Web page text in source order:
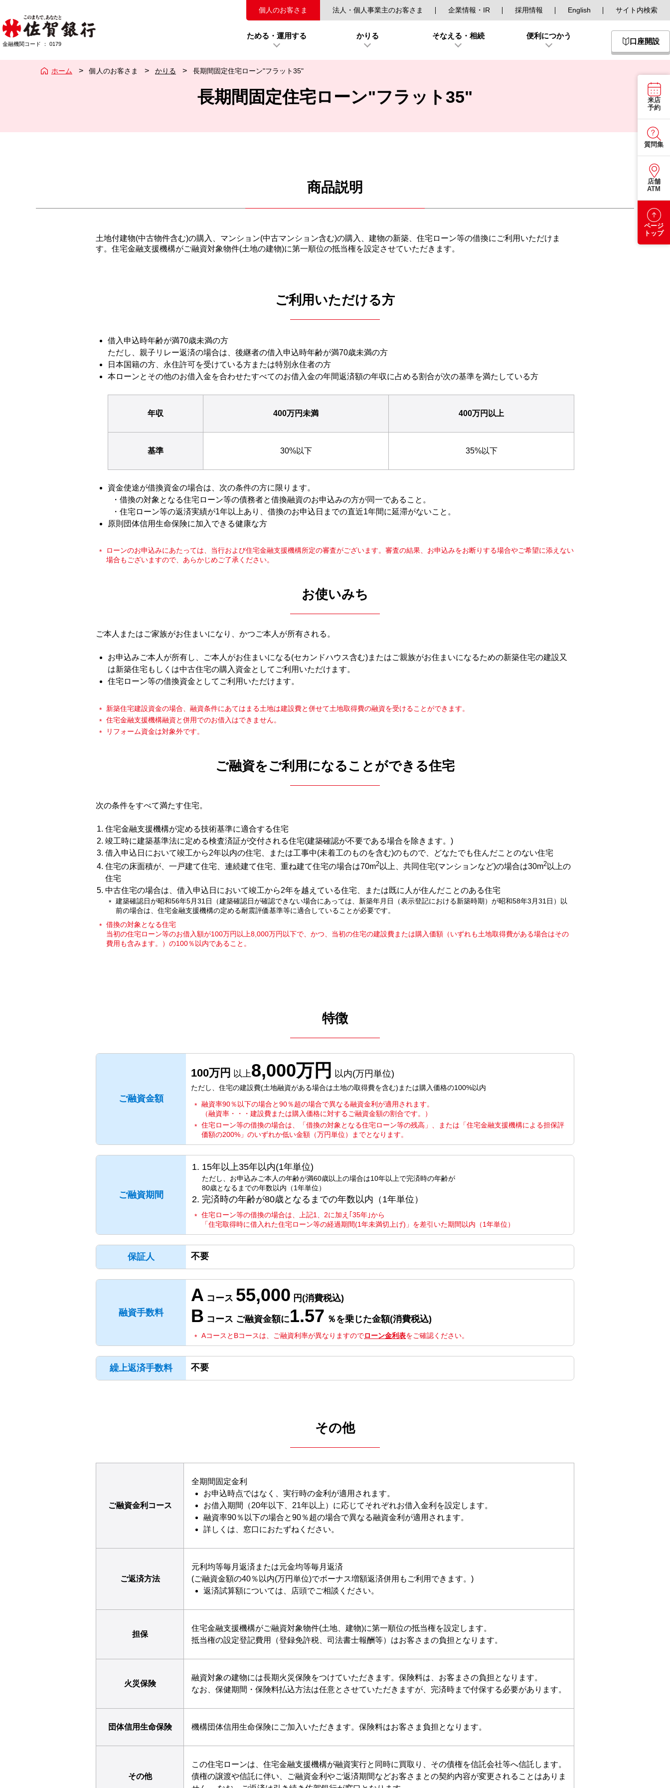
金融機関コード ： 0179
個人のお客さま 法人・個人事業主のお客さま 企業情報・IR 採用情報 English サイト内検索
ためる・運用する かりる そなえる・相続
便利につかう
アイコン
口座開設
長期間固定住宅ローン"フラット35"
ホーム 個人のお客さま かりる 長期間固定住宅ローン"フラット35"
商品説明
土地付建物(中古物件含む)の購入、マンション(中古マンション含む)の購入、建物の新築、住宅ローン等の借換にご利用いただけま
す。住宅金融支援機構がご融資対象物件(土地の建物)に第一順位の抵当権を設定させていただきます。
ご利用いただける方
借入申込時年齢が満70歳未満の方
ただし、親子リレー返済の場合は、後継者の借入申込時年齢が満70歳未満の方
日本国籍の方、永住許可を受けている方または特別永住者の方
本ローンとその他のお借入金を合わせたすべてのお借入金の年間返済額の年収に占める割合が次の基準を満たしている方
年収 400万円未満 400万円以上
基準 30%以下 35%以下
資金使途が借換資金の場合は、次の条件の方に限ります。
借換の対象となる住宅ローン等の債務者と借換融資のお申込みの方が同一であること。
住宅ローン等の返済実績が1年以上あり、借換のお申込日までの直近1年間に延滞がないこと。
原則団体信用生命保険に加入できる健康な方
ローンのお申込みにあたっては、当行および住宅金融支援機構所定の審査がございます。審査の結果、お申込みをお断りする場合やご希望に添えない
場合もございますので、あらかじめご了承ください。
お使いみち
ご本人またはご家族がお住まいになり、かつご本人が所有される。
お申込みご本人が所有し、ご本人がお住まいになる(セカンドハウス含む)またはご親族がお住まいになるための新築住宅の建設又
は新築住宅もしくは中古住宅の購入資金としてご利用いただけます。
住宅ローン等の借換資金としてご利用いただけます。
新築住宅建設資金の場合、融資条件にあてはまる土地は建設費と併せて土地取得費の融資を受けることができます。
住宅金融支援機構融資と併用でのお借入はできません。
リフォーム資金は対象外です。
ご融資をご利用になることができる住宅
次の条件をすべて満たす住宅。
住宅金融支援機構が定める技術基準に適合する住宅
竣工時に建築基準法に定める検査済証が交付される住宅(建築確認が不要である場合を除きます。)
借入申込日において竣工から2年以内の住宅、または工事中(未着工のものを含む)のもので、どなたでも住んだことのない住宅
住宅の床面積が、一戸建て住宅、連続建て住宅、重ね建て住宅の場合は70m2以上、共同住宅(マンションなど)の場合は30m2以上の
住宅
中古住宅の場合は、借入申込日において竣工から2年を越えている住宅、または既に人が住んだことのある住宅
建築確認日が昭和56年5月31日（建築確認日が確認できない場合にあっては、新築年月日（表示登記における新築時期）が昭和58年3月31日）以
前の場合は、住宅金融支援機構の定める耐震評価基準等に適合していることが必要です。
借換の対象となる住宅
当初の住宅ローン等のお借入額が100万円以上8,000万円以下で、かつ、当初の住宅の建設費または購入価額（いずれも土地取得費がある場合はその
費用も含みます。）の100％以内であること。
特徴
ご融資金額
100万円 以上8,000万円 以内(万円単位)
ただし、住宅の建設費(土地融資がある場合は土地の取得費を含む)または購入価格の100%以内
融資率90％以下の場合と90％超の場合で異なる融資金利が適用されます。
（融資率・・・建設費または購入価格に対するご融資金額の割合です。）
住宅ローン等の借換の場合は、「借換の対象となる住宅ローン等の残高」、または「住宅金融支援機構による担保評
価額の200%」のいずれか低い金額（万円単位）までとなります。
ご融資期間
15年以上35年以内(1年単位)
ただし、お申込みご本人の年齢が満60歳以上の場合は10年以上で完済時の年齢が
80歳となるまでの年数以内（1年単位）
完済時の年齢が80歳となるまでの年数以内（1年単位）
住宅ローン等の借換の場合は、上記1、2に加え｢35年｣から
「住宅取得時に借入れた住宅ローン等の経過期間(1年未満切上げ)」を差引いた期間以内（1年単位）
保証人 不要
融資手数料
A コース 55,000 円(消費税込)
B コース ご融資金額に1.57 ％を乗じた金額(消費税込)
AコースとBコースは、ご融資利率が異なりますのでローン金利表をご確認ください。
繰上返済手数料 不要
その他
ご融資金利コース
全期間固定金利
お申込時点ではなく、実行時の金利が適用されます。
お借入期間（20年以下、21年以上）に応じてそれぞれお借入金利を設定します。
融資率90％以下の場合と90％超の場合で異なる融資金利が適用されます。
詳しくは、窓口におたずねください。
ご返済方法
元利均等毎月返済または元金均等毎月返済
(ご融資金額の40％以内(万円単位)でボーナス増額返済併用もご利用できます。)
返済試算額については、店頭でご相談ください。
担保
住宅金融支援機構がご融資対象物件(土地、建物)に第一順位の抵当権を設定します。
抵当権の設定登記費用（登録免許税、司法書士報酬等）はお客さまの負担となります。
火災保険
融資対象の建物には長期火災保険をつけていただきます。保険料は、お客まさの負担となります。
なお、保健期間・保険料払込方法は任意とさせていただきますが、完済時まで付保する必要があります。
団体信用生命保険 機構団体信用生命保険にご加入いただきます。保険料はお客さま負担となります。
その他
この住宅ローンは、住宅金融支援機構が融資実行と同時に買取り、その債権を信託会社等へ信託します。
債権の譲渡や信託に伴い、ご融資金利やご返済期間などお客さまとの契約内容が変更されることはありま
来店
予約
質問集
店舗
ATM
ページ
トップ